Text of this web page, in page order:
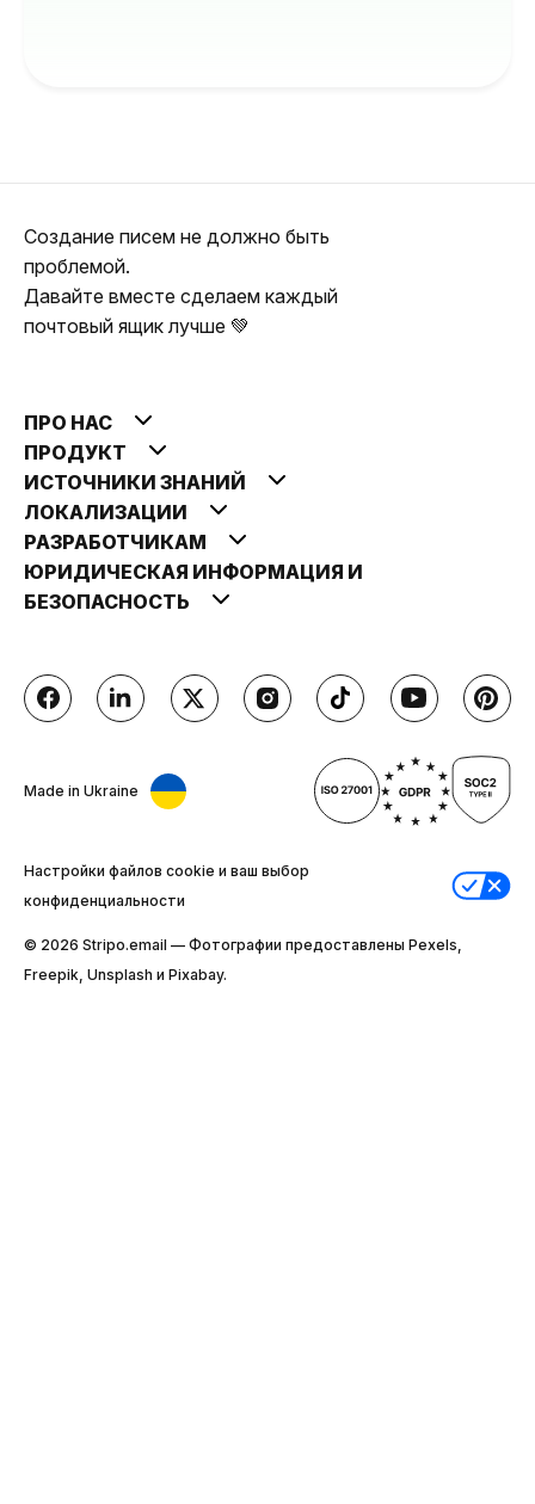
Создание писем не должно быть
проблемой.
Давайте вместе сделаем каждый
почтовый ящик лучше 💚
ПРО НАС
ПРОДУКТ
ИСТОЧНИКИ ЗНАНИЙ
ЛОКАЛИЗАЦИИ
РАЗРАБОТЧИКАМ
ЮРИДИЧЕСКАЯ ИНФОРМАЦИЯ И
БЕЗОПАСНОСТЬ
Made in Ukraine
Настройки файлов cookie и ваш выбор
конфиденциальности
© 2026 Stripо.email — Фотографии предоставлены Pexels,
Freepik, Unsplash и Pixabay.